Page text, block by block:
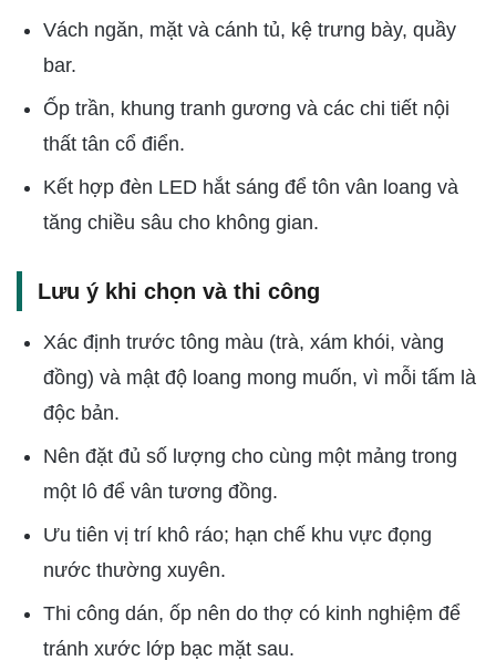
Vách ngăn, mặt và cánh tủ, kệ trưng bày, quầy
bar.
Ốp trần, khung tranh gương và các chi tiết nội
thất tân cổ điển.
Kết hợp đèn LED hắt sáng để tôn vân loang và
tăng chiều sâu cho không gian.
Lưu ý khi chọn và thi công
Xác định trước tông màu (trà, xám khói, vàng
đồng) và mật độ loang mong muốn, vì mỗi tấm là
độc bản.
Nên đặt đủ số lượng cho cùng một mảng trong
một lô để vân tương đồng.
Ưu tiên vị trí khô ráo; hạn chế khu vực đọng
nước thường xuyên.
Thi công dán, ốp nên do thợ có kinh nghiệm để
tránh xước lớp bạc mặt sau.